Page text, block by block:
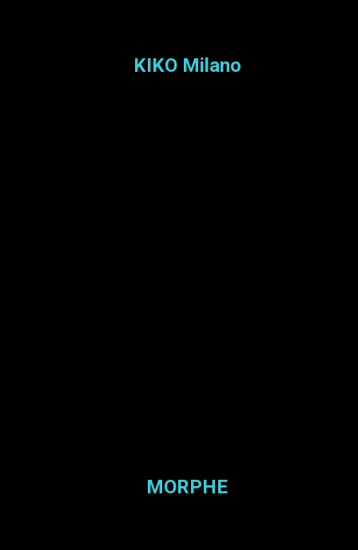
KIKO Milano
MORPHE